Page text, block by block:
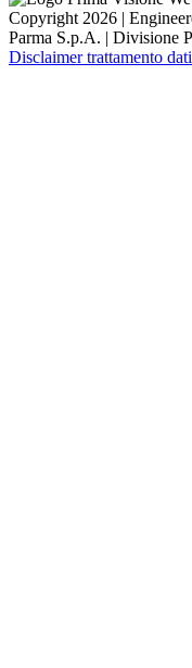
Copyright 2026 |
Parma S.p.A. | Divisione
Disclaimer trattamento